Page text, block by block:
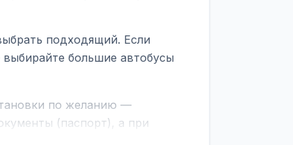
подходящий. Если
большие автобусы
по желанию —
(паспорт), а при